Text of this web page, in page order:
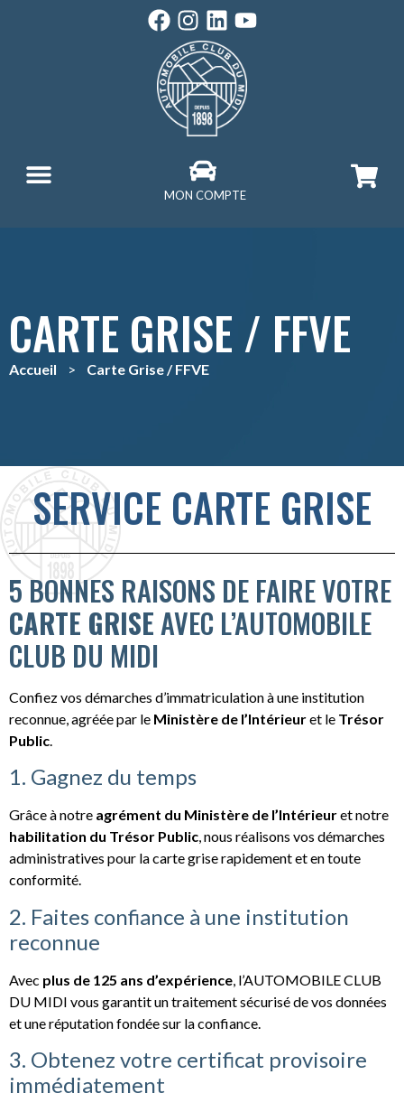
MON COMPTE
CARTE GRISE / FFVE
Accueil > Carte Grise / FFVE
SERVICE CARTE GRISE
5 BONNES RAISONS DE FAIRE VOTRE
CARTE GRISE AVEC L’AUTOMOBILE
CLUB DU MIDI
Confiez vos démarches d’immatriculation à une institution
reconnue, agréée par le Ministère de l’Intérieuret le Trésor
Public
1. Gagnez du temps
Grâce à notre agrément du Ministère de l’Intérieuret notre
habilitation du Trésor Public, nous réalisons vos démarches
administratives pour la carte grise rapidement et en toute
conformité.
2. Faites confiance à une institution
reconnue
Avec plus de 125 ans d’expérience , l’AUTOMOBILE CLUB
DU MIDI vous garantit un traitement sécurisé de vos données
et une réputation fondée sur la confiance.
3. Obtenez votre certificat provisoire
immédiatement